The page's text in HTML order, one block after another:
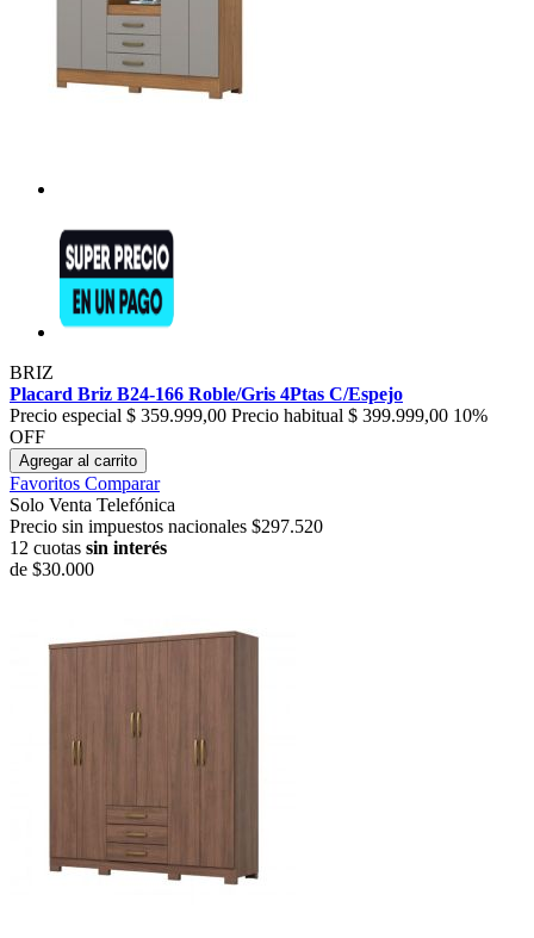
BRIZ
Placard Briz B24-166 Roble/Gris 4Ptas C/Espejo
Precio especial $ 359.999,00 Precio habitual $ 399.999,00 10%
OFF
Agregar al carrito
Favoritos Comparar
Solo Venta Telefónica
Precio sin impuestos nacionales $297.520
12 cuotas sin interés
de $30.000